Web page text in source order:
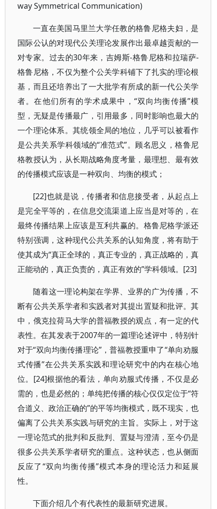
way Symmetrical Communication)
一直在美国马里兰大学任教的格鲁尼格夫妇，是
国际公认的对现代公关理论发展作出最卓越贡献的一
对专家。过去的30年来，吉姆斯-格鲁尼格和拉瑞萨-
格鲁尼格，不仅为整个公关学科铺下了扎实的理论根
基，而且还培养出了一大批学有所成的新一代公关学
者。在他们所有的学术成果中，“双向均衡传播”模
型，无疑是传播最广，引用最多，同时影响也最大的
一个理论体系。其统领全局的地位，几乎可以被看作
是公共关系学科领域的“准范式”。顾名思义，格鲁尼
格教授认为，从长期战略角度考量，最理想、最有效
的传播模式应该是一种双向、均衡的模式；
[22]也就是说，传播者和信息接受者，从起点上
是完全平等的，在信息交流渠道上应当是对等的，在
最终传播结果上应该是互利共赢的。格鲁尼格学派还
特别强调，这种现代公共关系的认知角度，将有助于
使其成为“真正全球的，真正专业的，真正战略的，真
正能动的，真正负责的，真正有效的”学科领域。[23]
随着这一理论构架在学界、业界的广为传播，不
断有公共关系学者和实践者对其提出置疑和批评。其
中，俄克拉荷马大学的普福教授的观点，有一定的代
表性。在其发表于2007年的一篇理论述评中，特别针
对于“双向均衡传播理论”，普福教授重申了“单向劝服
式传播”在公共关系实践和理论研究中的内在核心地
位。[24]根据他的看法，单向劝服式传播，不仅是必
需的，也是必然的；单纯把传播的核心仅仅定位于“符
合道义、政治正确的”的平等均衡模式，既不现实，也
偏离了公共关系实践与研究的主旨。实际上，对于这
一理论范式的批判和反批判、置疑与澄清，至今仍是
很多公共关系学者研究的重点。这种状态，也从侧面
反应了“双向均衡传播”模式本身的理论活力和延展
性。
下面介绍几个有代表性的最新研究进展。